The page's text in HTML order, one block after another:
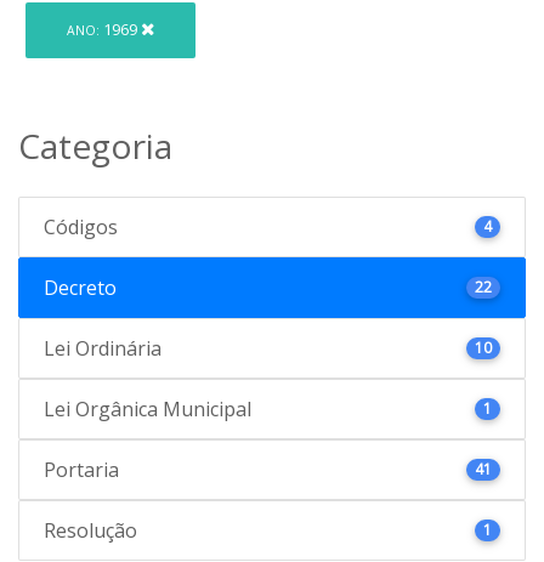
ANO: 1969
Categoria
Códigos 4
Decreto 22
Lei Ordinária 10
Lei Orgânica Municipal 1
Portaria 41
Resolução 1